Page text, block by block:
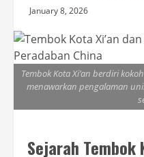
January 8, 2026
Tembok Kota Xi’an berdiri
menawarkan pengalaman
Sejarah Tembok